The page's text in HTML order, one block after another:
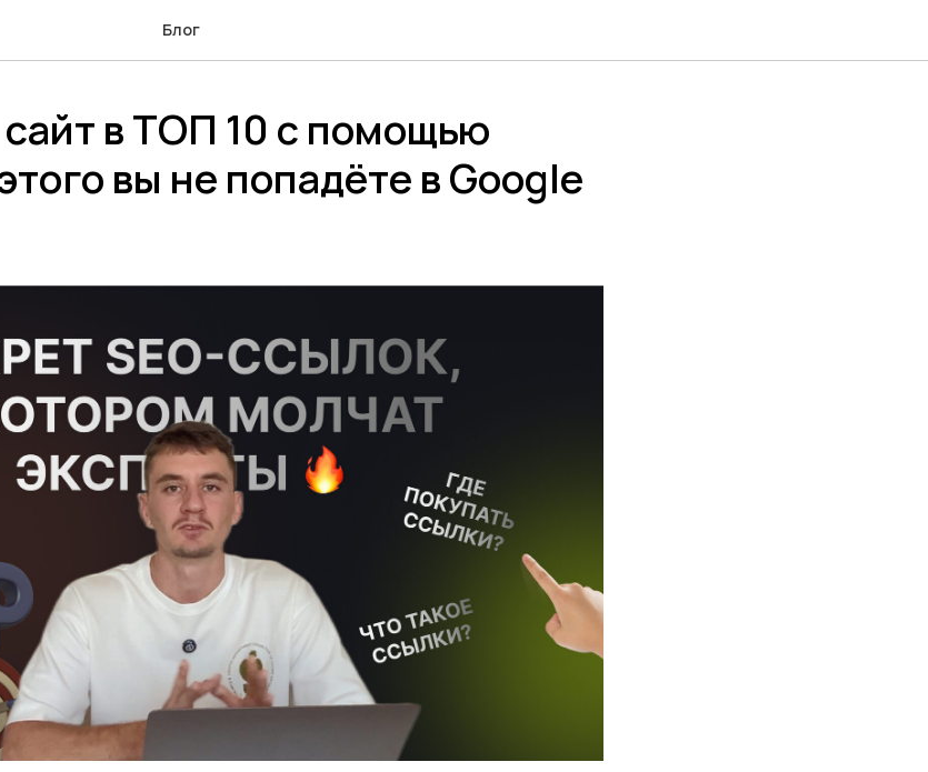
Блог
в ТОП 10 с помощью
вы не попадёте в Google